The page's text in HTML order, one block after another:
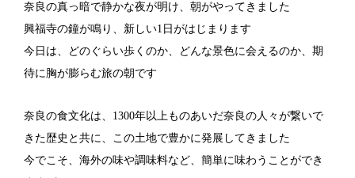
奈良の真っ暗で静かな夜が明け、朝がやってきました
興福寺の鐘が鳴り、新しい1日がはじまります
今日は、どのぐらい歩くのか、どんな景色に会えるのか、期
待に胸が膨らむ旅の朝です
奈良の食文化は、1300年以上ものあいだ奈良の人々が繋いで
きた歴史と共に、この土地で豊かに発展してきました
今でこそ、海外の味や調味料など、簡単に味わうことができ